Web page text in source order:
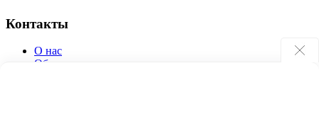
Контакты
О нас
Обратная связь